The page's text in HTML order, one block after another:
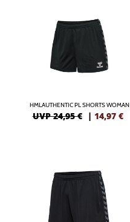
HMLAUTHENTIC PL SHORTS WOMAN
UVP 24,95 € | 14,97 €